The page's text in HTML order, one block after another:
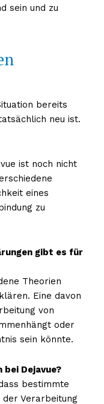
sein und zu
bereits
neu ist.
ist noch nicht
eines
zu
gibt es für
Theorien
Eine davon
von
oder
sein könnte.
Dejavue?
bestimmte
der Verarbeitung